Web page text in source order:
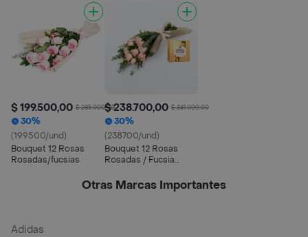
$ 199.500,00 $ 285.000,00
30%
(199500/und)
Bouquet 12 Rosas
Rosadas/fucsias
$ 238.700,00 $ 341.000,00
30%
(238700/und)
Bouquet 12 Rosas
Rosadas / Fucsia
Con Ferrero Rocher
Otras Marcas Importantes
Adidas